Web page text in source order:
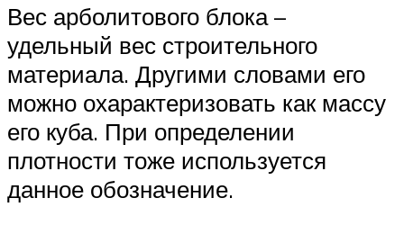
Вес арболитового блока –
удельный вес строительного
материала. Другими словами его
можно охарактеризовать как массу
его куба. При определении
плотности тоже используется
данное обозначение.